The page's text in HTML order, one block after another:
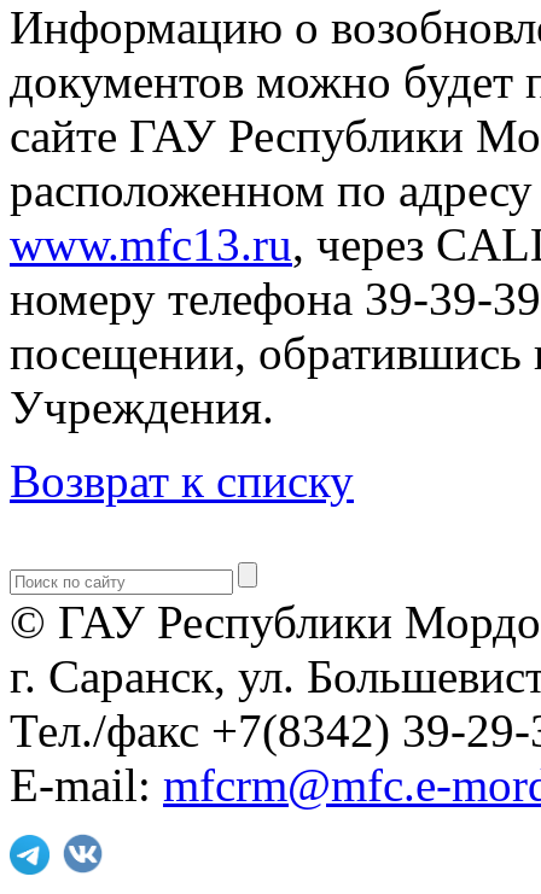
Информацию о
документов можно будет
сайте ГАУ Республики
расположенном по
www.mfc13.ru, через
номеру телефона 39-39-
посещении,
Учреждения.
Возврат к списку
© ГАУ Республики
г. Саранск, ул.
Тел./факс +7(8342) 39-29-
E-mail: mfcrm@mfc.e-